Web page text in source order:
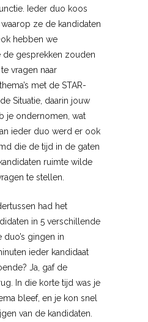
Ieder duo koos
waarop ze de kandidaten
hebben we
gesprekken zouden
vragen naar
met de STAR-
Situatie, daarin jouw
je ondernomen, wat
ieder duo werd er ook
die de tijd in de gaten
ruimte wilde
te stellen.
had het
in 5 verschillende
duo’s gingen in
ieder kandidaat
Ja, gaf de
In die korte tijd was je
bleef, en je kon snel
van de kandidaten.